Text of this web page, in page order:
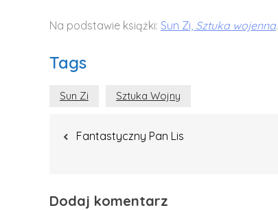
Na podstawie książki: Sun Zi, Sztuka wojenna.
Tags
Sun Zi Sztuka Wojny
Fantastyczny Pan Lis
Dodaj komentarz